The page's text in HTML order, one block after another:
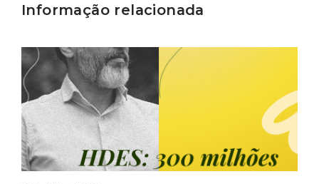
Informação relacionada